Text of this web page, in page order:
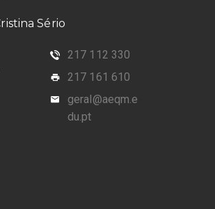
Sério
217 112 330
217 161 610
geral@aeqm.e
du.pt